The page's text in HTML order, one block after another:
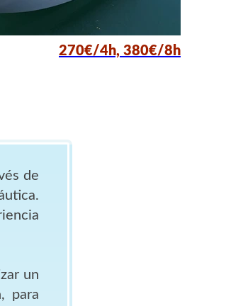
270€/4h, 380€/8h
de
un
para